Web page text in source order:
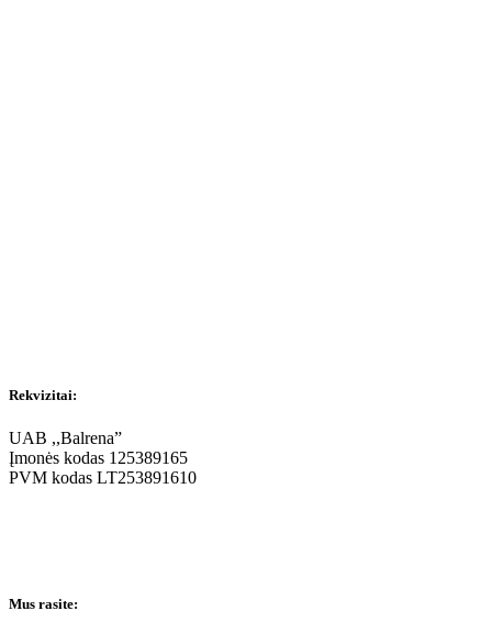
Rekvizitai:
UAB ,,Balrena”
Įmonės kodas 125389165
PVM kodas LT253891610
Mus rasite: